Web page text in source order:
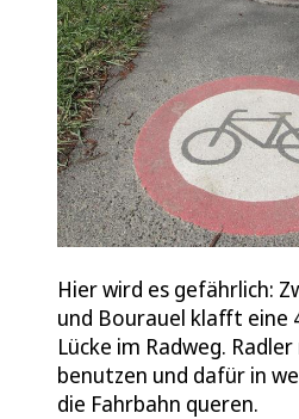
Hier wird es gefährlich:
und Bourauel klafft eine
Lücke im Radweg.
benutzen und dafür in
die Fahrbahn queren.